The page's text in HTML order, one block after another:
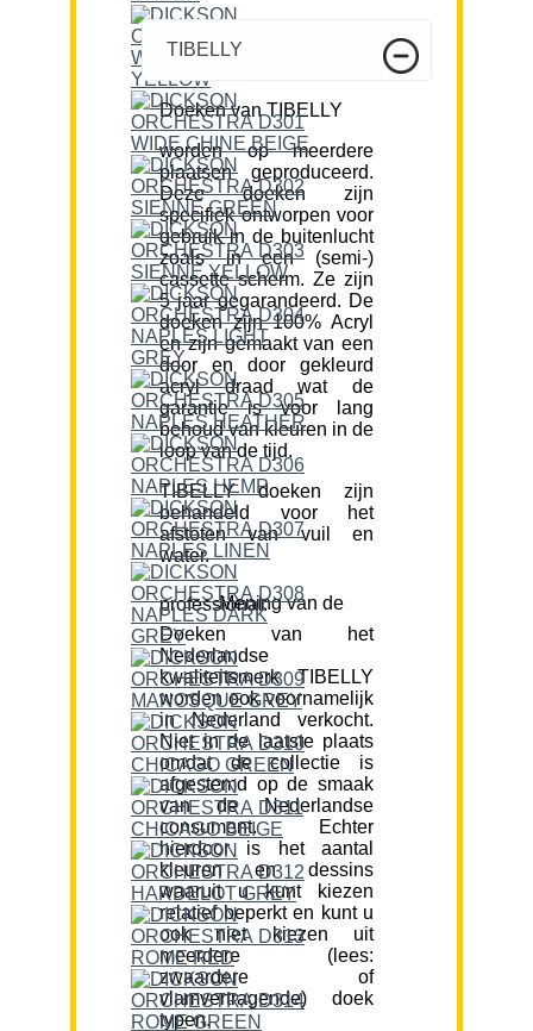
TIBELLY
Doeken van TIBELLY
worden op meerdere
plaatsen geproduceerd.
Deze doeken zijn
specifiek ontworpen voor
gebruik in de buitenlucht
zoals in een (semi-)
cassette scherm. Ze zijn
5 jaar gegarandeerd. De
doeken zijn 100% Acryl
en zijn gemaakt van een
door en door gekleurd
acryl draad wat de
garantie is voor lang
behoud van kleuren in de
loop van de tijd.
TIBELLY doeken zijn
behandeld voor het
afstoten van vuil en
water.
Mening van de professional:
Doeken van het
Nederlandse
kwaliteitsmerk TIBELLY
worden ook voornamelijk
in Nederland verkocht.
Niet in de laatste plaats
omdat de collectie is
afgestemd op de smaak
van de Nederlandse
consument. Echter
hierdoor is het aantal
kleuren en dessins
waaruit u kunt kiezen
relatief beperkt en kunt u
ook niet kiezen uit
meerdere (lees:
zwaardere of
vlamvertragende) doek
typen.